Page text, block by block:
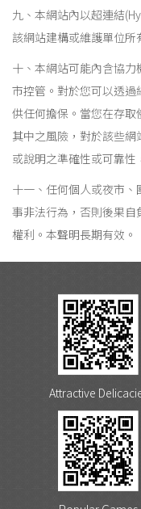
九、本網站內以超連結
該網站建構或維護單位所
十、本網站可能內含協
市控管。對於您可以透
供任何擔保。當您在存
其中之風險，對於該些網
或說明之準確性或可靠性
十一、任何個人或夜市
事非法行為，否則後果
權利。本聲明長期有效。
Attractive